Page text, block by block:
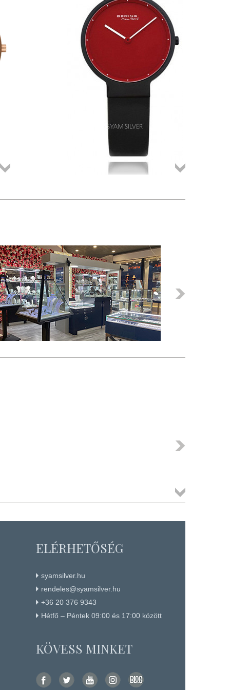
ELÉRHETŐSÉG
syamsilver.hu
rendeles@syamsilver.hu
+36 20 376 9343
Hétfő – Péntek 09:00 és 17:00 között
KÖVESS MINKET